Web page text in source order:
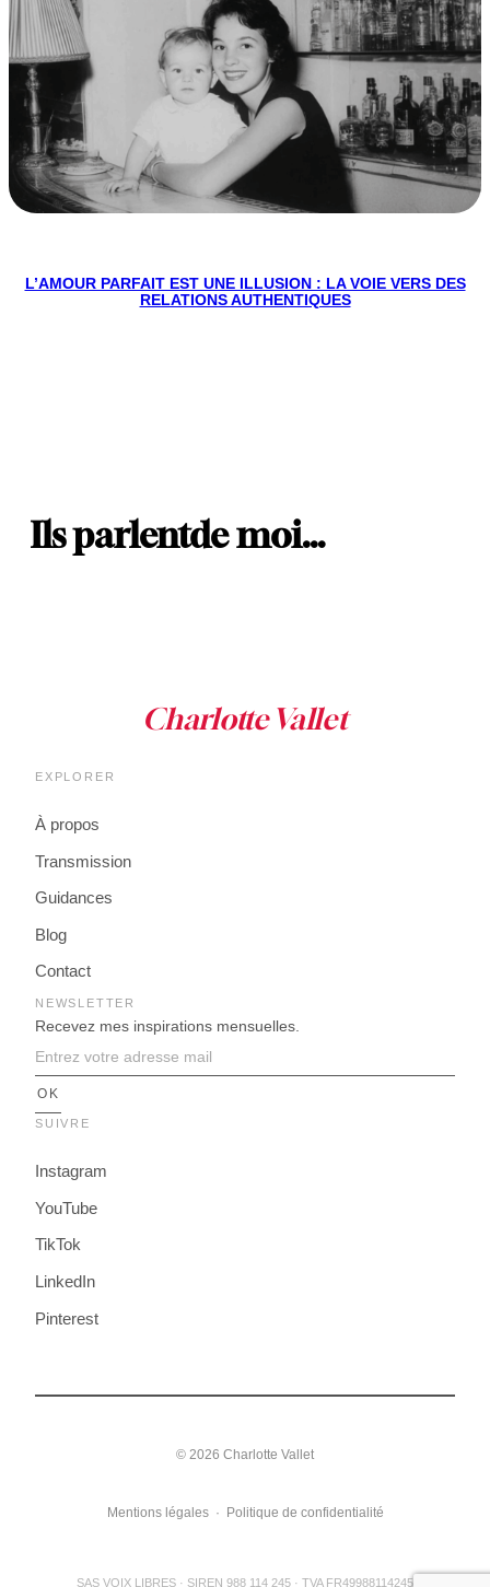
L’AMOUR PARFAIT EST UNE ILLUSION : LA VOIE VERS DES
RELATIONS AUTHENTIQUES
Ils parlentde moi…
EXPLORER
À propos
Transmission
Guidances
Blog
Contact
NEWSLETTER
Recevez mes inspirations mensuelles.
SUIVRE
Instagram
YouTube
TikTok
LinkedIn
Pinterest
© 2026 Charlotte Vallet
Mentions légales· Politique de confidentialité
SAS VOIX LIBRES · SIREN 988 114 245 · TVA FR49988114245